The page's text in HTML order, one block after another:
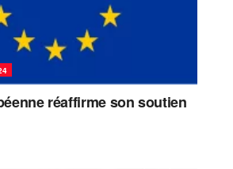
réaffirme son soutien